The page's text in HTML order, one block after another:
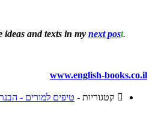
and texts in my next post.
www.english-books.co.il
קטגוריות - טיפים למורים -